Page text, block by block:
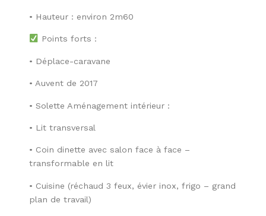
• Hauteur : environ 2m60
Points forts :
• Déplace-caravane
• Auvent de 2017
• Solette Aménagement intérieur :
• Lit transversal
• Coin dinette avec salon face à face –
transformable en lit
• Cuisine (réchaud 3 feux, évier inox, frigo – grand
plan de travail)